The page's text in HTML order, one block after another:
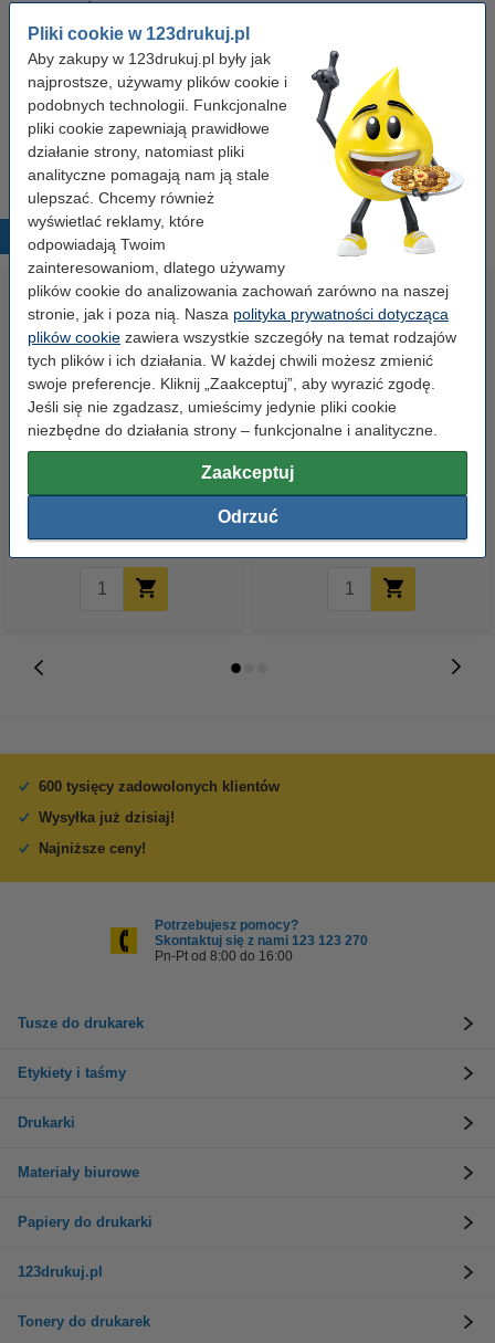
Pliki cookie w 123drukuj.pl
Aby zakupy w 123drukuj.pl były jak
najprostsze, używamy plików cookie i
podobnych technologii. Funkcjonalne
pliki cookie zapewniają prawidłowe
działanie strony, natomiast pliki
analityczne pomagają nam ją stale
ulepszać. Chcemy również
wyświetlać reklamy, które
odpowiadają Twoim
zainteresowaniom, dlatego używamy
plików cookie do analizowania zachowań zarówno na naszej
stronie, jak i poza nią. Nasza polityka prywatności dotycząca
plików cookie zawiera wszystkie szczegóły na temat rodzajów
tych plików i ich działania. W każdej chwili możesz zmienić
swoje preferencje. Kliknij „Zaakceptuj”, aby wyrazić zgodę.
Jeśli się nie zgadzasz, umieścimy jedynie pliki cookie
niezbędne do działania strony – funkcjonalne i analityczne.
Zaakceptuj
Odrzuć
Dostępny
Zamów na poniedziałek
6,90 zł Zamawiam
Do pobrania
Xtreme Power MN1500, 24
sztuki
fiskalnej 57mm x 40mm x 20m
(5 sztuk), 123drukuj
600 tysięcy zadowolonych klientów
Wysyłka już dzisiaj!
Najniższe ceny!
Potrzebujesz pomocy?
Skontaktuj się z nami 123 123 270
Pn-Pt od 8:00 do 16:00
Tusze do drukarek
Etykiety i taśmy
Drukarki
Materiały biurowe
Papiery do drukarki
123drukuj.pl
Tonery do drukarek